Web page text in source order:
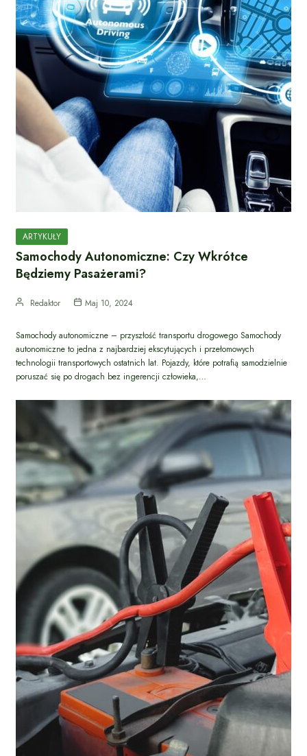
ARTYKUŁY
Samochody Autonomiczne: Czy Wkrótce
Będziemy Pasażerami?
Redaktor Maj 10, 2024
Samochody autonomiczne – przyszłość transportu drogowego Samochody
autonomiczne to jedna z najbardziej ekscytujących i przełomowych
technologii transportowych ostatnich lat. Pojazdy, które potrafią samodzielnie
poruszać się po drogach bez ingerencji człowieka,…